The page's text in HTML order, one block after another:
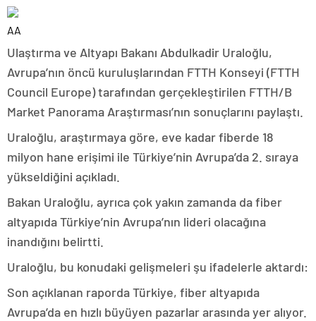
AA
Ulaştırma ve Altyapı Bakanı Abdulkadir Uraloğlu,
Avrupa’nın öncü kuruluşlarından FTTH Konseyi (FTTH
Council Europe) tarafından gerçekleştirilen FTTH/B
Market Panorama Araştırması’nın sonuçlarını paylaştı.
Uraloğlu, araştırmaya göre, eve kadar fiberde 18
milyon hane erişimi ile Türkiye’nin Avrupa’da 2. sıraya
yükseldiğini açıkladı.
Bakan Uraloğlu, ayrıca çok yakın zamanda da fiber
altyapıda Türkiye’nin Avrupa’nın lideri olacağına
inandığını belirtti.
Uraloğlu, bu konudaki gelişmeleri şu ifadelerle aktardı:
Son açıklanan raporda Türkiye, fiber altyapıda
Avrupa’da en hızlı büyüyen pazarlar arasında yer alıyor.